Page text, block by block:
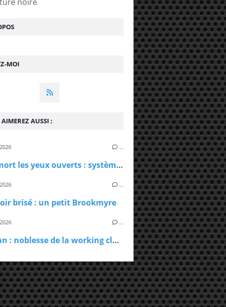
Arronson), ed. Liana Levi, 420 pages,
MOI
AUSSI :
…
Il est mort les yeux ouverts : système dépressionnaire au-dessus de Londres
…
brisé : un petit Brookmyre
…
Big Man : noblesse de la working class